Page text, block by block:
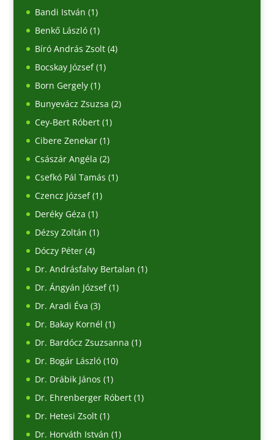
Bandi István (1)
Benkő László(1)
Bíró András Zsolt(4)
Bocskay József(1)
Born Gergely(1)
Bunyevácz Zsuzsa (2)
Cey-Bert Róbert(1)
Cibere Zenekar(1)
Császár Angéla (2)
Csefkó Pál Tamás (1)
Czencz József(1)
Deréky Géza (1)
Dézsy Zoltán (1)
Dóczy Péter(4)
Dr. Andrásfalvy Bertalan (1)
Dr. Ángyán József(1)
Dr. Aradi Éva (3)
Dr. Bakay Kornél (1)
Dr. Bardócz Zsuzsanna (1)
Dr. Bogár László(10)
Dr. Drábik János (1)
Dr. Ehrenberger Róbert(1)
Dr. Hetesi Zsolt(1)
Dr. Horváth István (1)